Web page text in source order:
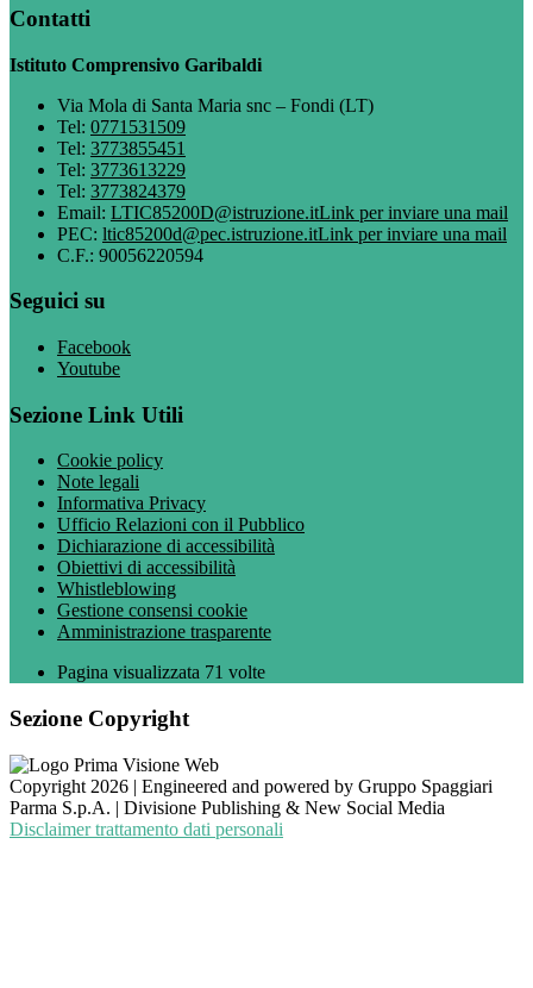
Contatti
Istituto Comprensivo Garibaldi
Via Mola di Santa Maria snc – Fondi (LT)
Tel: 0771531509
Tel: 3773855451
Tel: 3773613229
Tel: 3773824379
Email: LTIC85200D@istruzione.itLink per inviare una mail
PEC: ltic85200d@pec.istruzione.itLink per inviare una mail
C.F.: 90056220594
Seguici su
Facebook
Youtube
Sezione Link Utili
Cookie policy
Note legali
Informativa Privacy
Ufficio Relazioni con il Pubblico
Dichiarazione di accessibilità
Obiettivi di accessibilità
Whistleblowing
Gestione consensi cookie
Amministrazione trasparente
Pagina visualizzata 71 volte
Sezione Copyright
Copyright 2026 | Engineered and powered by Gruppo Spaggiari
Parma S.p.A. | Divisione Publishing & New Social Media
Disclaimer trattamento dati personali